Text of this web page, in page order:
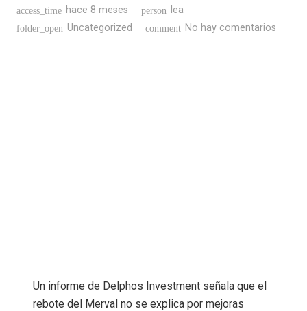
access_time hace 8 meses person lea
folder_open Uncategorized comment No hay comentarios
Un informe de Delphos Investment señala que el
rebote del Merval no se explica por mejoras